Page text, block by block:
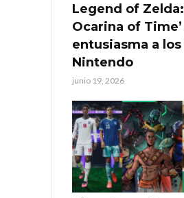
Legend of Zelda:
Ocarina of
entusiasma a
Nintendo
junio 19, 2026